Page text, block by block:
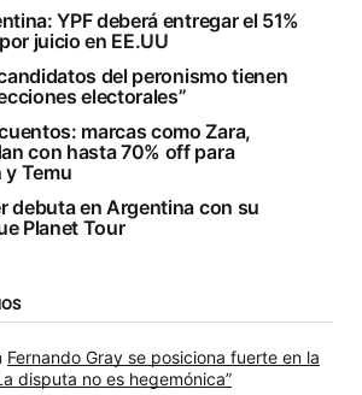
YPF deberá entregar el 51%
juicio en EE.UU
del peronismo tienen
electorales”
marcas como Zara,
con hasta 70% off para
y Temu
debuta en Argentina con su
Planet Tour
Fernando Gray se posiciona fuerte en la
disputa no es hegemónica”